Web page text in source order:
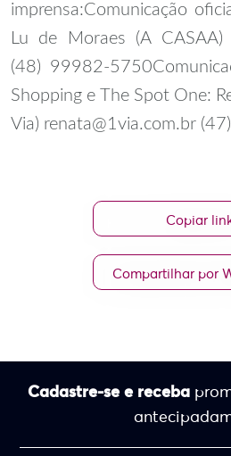
imprensa:Comunicação
Lu de Moraes (A CASAA)
(48) 99982-5750
Shopping e The Spot One:
Via) renata@1via.com.br
Copiar
Compartilhar por
Cadastre-se e receba